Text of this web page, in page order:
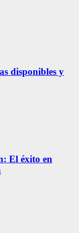
disponibles y
El éxito en